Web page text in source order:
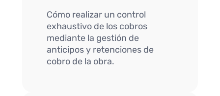
Cómo realizar un control
exhaustivo de los cobros
mediante la gestión de
anticipos y retenciones de
cobro de la obra.